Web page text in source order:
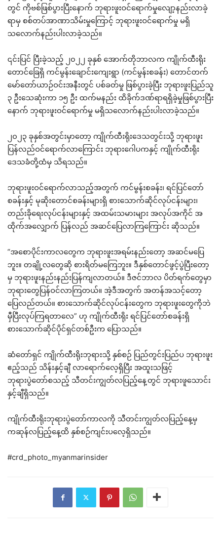
တွင် ကိုဗစ်ဖြစ်ပွားပြီးနောက် ဘုရားဖူးဝင်ရောက်မှုလျော့နည်းလာခဲ့
ရာမှ စစ်တပ်အာဏာသိမ်းမှုကြောင့် ဘုရားဖူးဝင်ရောက်မှု မရှိ
သလောက်နည်းပါးလာခဲ့သည်။
၎င်းပြင် ပြီးခဲ့သည့် ၂၀၂၂ ခုနှစ် အောက်တိုဘာလက ကျိုက်ထီးရိုး
တောင်ခြေရှိ ကင်မွန်းချောင်းကျေးရွာ (ကင်မွန်းစခန်း) တောင်တက်
မော်တော်ယာဉ်ဝင်းအနီးတွင် ပစ်ခတ်မှု ဖြစ်ပွားခဲ့ပြီး ဘုရားဖူးပြည်သူ
၃ ဦးသေဆုံးကာ ၁၅ ဦး ထက်မနည်း ထိခိုက်ဒဏ်ရာရရှိခဲ့မှုဖြစ်ပွားပြီး
နောက် ဘုရားဖူးဝင်ရောက်မှု မရှိသလောက်နည်းပါးလာခဲ့သည်။
၂၀၂၃ ခုနှစ်အတွင်းမှာတော့ ကျိုက်ထီးရိုးဒေသတွင်းသို့ ဘုရားဖူး
ပြန်လည်ဝင်ရောက်လာကြောင်း ဘုရားဂေါပကနှင့် ကျိုက်ထီးရိုး
ဒေသခံတို့ထံမှ သိရသည်။
ဘုရားဖူးဝင်ရောက်လာသည့်အတွက် ကင်မွန်းစခန်း၊ ရင်ပြင်တော်
စခန်းနှင့် မုဆိုးတောင်စခန်းများရှိ စားသောက်ဆိုင်လုပ်ငန်းများ၊
တည်းခိုရေးလုပ်ငန်းများနှင့် အထမ်းသမားများ အလုပ်အကိုင် အ
ထိုက်အလျှောက် ပြန်လည် အဆင်ပြေလာကြကြောင်း ဆိုသည်။
“အစောပိုင်းကာလတွေက ဘုရားဖူးအရမ်းနည်းတော့ အဆင်မပြေ
ဘူး။ တချို့လတွေဆို စားရိတ်မကြေဘူး။ ဒီနှစ်တောင်ဖွင့်ပွဲပြီးတော့
မှ ဘုရားဖူးနည်းနည်းပြန်ကျလာတယ်။ ဒီဇင်ဘာလ ပိတ်ရက်တွေမှာ
ဘုရားတွေပြန်ဝင်လာကြတယ်။ အဲ့ဒီအတွက် အတန်အသင့်တော့
ပြေလည်တယ်။ စားသောက်ဆိုင်လုပ်ငန်းတွေက ဘုရားဖူးတွေကိုဘဲ
မှီပြီးလုပ်ကြရတာလေ” ဟု ကျိုက်ထီးရိုး ရင်ပြင်တော်စခန်းရှိ
စားသောက်ဆိုင်ပိုင်ရှင်တစ်ဦးက ပြောသည်။
ဆံတော်ရှင် ကျိုက်ထီးရိုးဘုရားသို့ နှစ်စဉ် ပြည်တွင်းပြည်ပ ဘုရားဖူး
ဧည့်သည် သိန်းနှင့်ချီ လာရောက်လေ့ရှိပြီး အထူးသဖြင့်
ဘုရားပွဲတော်စသည့် သီတင်းကျွတ်လပြည့်နေ့တွင် ဘုရားဖူသောင်း
နှင့်ချီရှိသည်။
ကျိုက်ထီးရိုးဘုရားပွဲတော်ကာလကို သီတင်းကျွတ်လပြည့်နေ့မှ
ကဆုန်လပြည့်နေ့ထိ နှစ်စဉ်ကျင်းပလေ့ရှိသည်။
#crd_photo_myanmarinsider